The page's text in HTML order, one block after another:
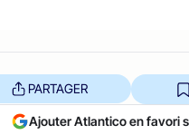
PARTAGER
Ajouter Atlantico en favori